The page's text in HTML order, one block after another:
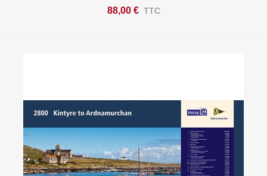
Imray
88,00 € TTC